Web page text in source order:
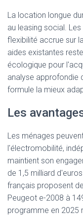
La location longue
au leasing social.
flexibilité accrue sur
aides existantes
écologique pour
analyse approfondie
formule la mieux
Les
Les ménages
l'électromobilité,
maintient son
de 1,5 milliard
français proposent
Peugeot e-2008 à
programme en 2025